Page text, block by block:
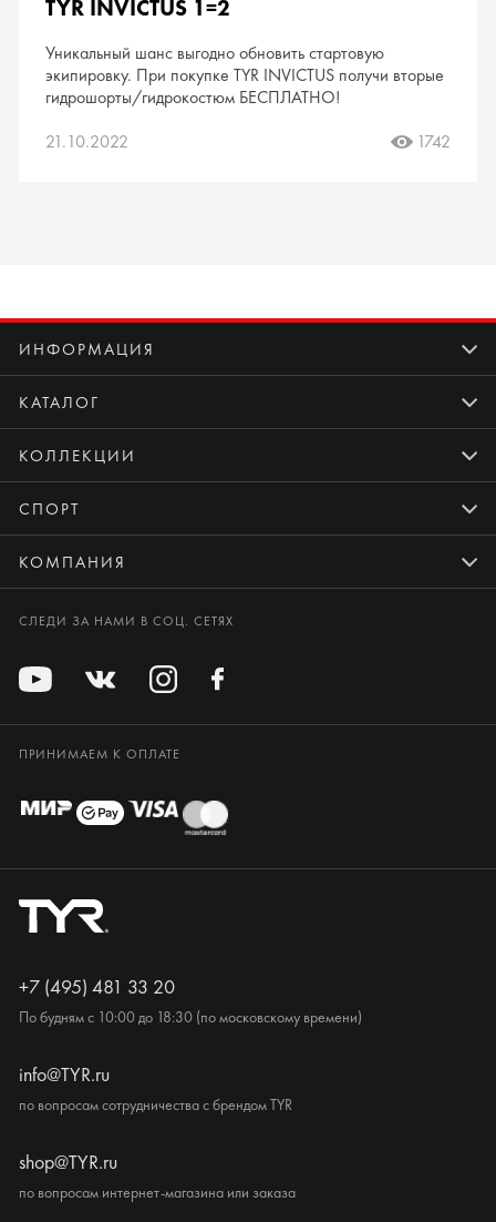
TYR INVICTUS 1=2
Уникальный шанс выгодно обновить стартовую
экипировку. При покупке TYR INVICTUS получи вторые
гидрошорты/гидрокостюм БЕСПЛАТНО!
21.10.2022 1742
ИНФОРМАЦИЯ
КАТАЛОГ
КОЛЛЕКЦИИ
СПОРТ
КОМПАНИЯ
СЛЕДИ ЗА НАМИ В СОЦ. СЕТЯХ
ПРИНИМАЕМ К ОПЛАТЕ
+7 (495) 481 33 20
По будням с 10:00 до 18:30 (по московскому времени)
info@TYR.ru
по вопросам сотрудничества с брендом TYR
shop@TYR.ru
по вопросам интернет-магазина или заказа